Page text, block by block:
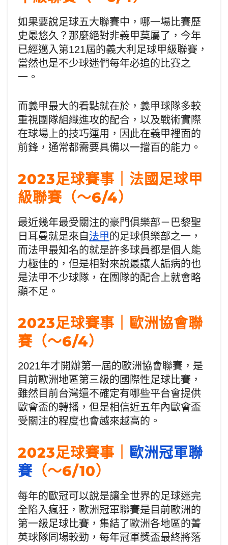
如果要說足球五大聯賽中，哪一場比賽歷
史最悠久？那麼絕對非義甲莫屬了，今年
已經邁入第121屆的義大利足球甲級聯賽，
當然也是不少球迷們每年必追的比賽之
一。
而義甲最大的看點就在於，義甲球隊多較
重視團隊組織進攻的配合，以及戰術實際
在球場上的技巧運用，因此在義甲裡面的
前鋒，通常都需要具備以一擋百的能力。
2023足球賽事｜法國足球甲
級聯賽（～6/4）
最近幾年最受關注的豪門俱樂部－巴黎聖
日耳曼就是來自法甲的足球俱樂部之一，
而法甲最知名的就是許多球員都是個人能
力極佳的，但是相對來說最讓人詬病的也
是法甲不少球隊，在團隊的配合上就會略
顯不足。
2023足球賽事｜歐洲協會聯
賽（～6/4）
2021年才開辦第一屆的歐洲協會聯賽，是
目前歐洲地區第三級的國際性足球比賽，
雖然目前台灣還不確定有哪些平台會提供
歐會盃的轉播，但是相信近五年內歐會盃
受關注的程度也會越來越高的。
2023足球賽事｜ 歐洲冠軍聯
賽 （～6/10）
每年的歐冠可以說是讓全世界的足球迷完
全陷入瘋狂，歐洲冠軍聯賽是目前歐洲的
第一級足球比賽，集結了歐洲各地區的菁
英球隊同場較勁，每年冠軍獎盃最終將落